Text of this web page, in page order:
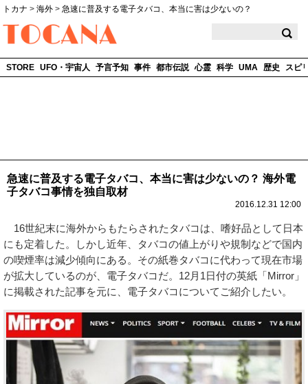
トカナ > 海外 > 急速に普及する電子タバコ、本当に害は少ないの？
STORE UFO・宇宙人 予言予知 事件 都市伝説 心霊 科学 UMA 歴史 スピ
急速に普及する電子タバコ、本当に害は少ないの？ 海外電
子タバコ事情を独自取材
2016.12.31 12:00
16世紀末に海外からもたらされたタバコは、嗜好品として日本
にも定着した。しかし近年、タバコの値上がりや規制などで国内
の喫煙率は減少傾向にある。その紙巻タバコに代わって現在市場
が拡大しているのが、電子タバコだ。12月1日付の英紙「Mirror」
に掲載された記事を元に、電子タバコについてご紹介したい。